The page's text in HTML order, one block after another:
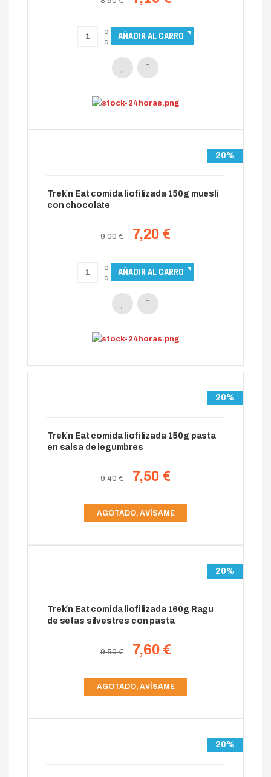
20%
Trek´n Eat comida liofilizada 150g muesli
con chocolate
9.00 € 7,20 €
20%
Trek´n Eat comida liofilizada 150g pasta
en salsa de legumbres
9.40 € 7,50 €
AGOTADO, AVÍSAME
20%
Trek´n Eat comida liofilizada 160g Ragu
de setas silvestres con pasta
9.50 € 7,60 €
AGOTADO, AVÍSAME
20%